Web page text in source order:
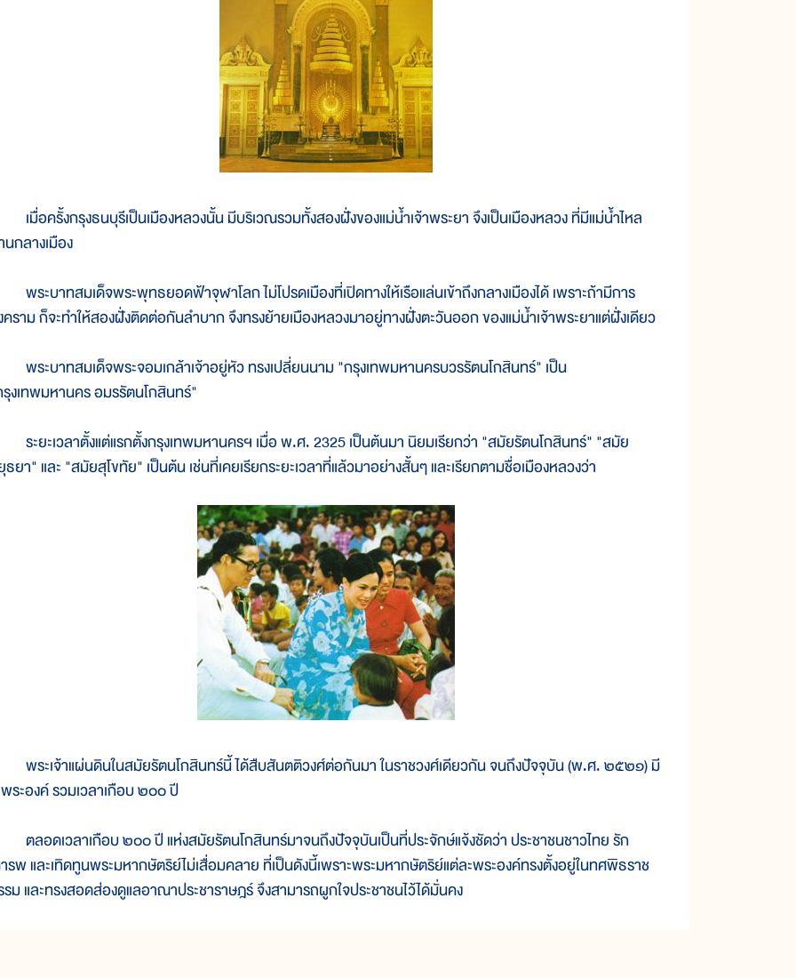
เมื่อครั้งกรุงธนบุรีเป็นเมืองหลวงนั้น มีบริเวณรวมทั้งสองฝั่งของแม่น้ำเจ้าพระยา จึงเป็นเมืองหลวง ที่มีแม่น้ำไหล
กลางเมือง
พระบาทสมเด็จพระพุทธยอดฟ้าจุฬาโลก ไม่โปรดเมืองที่เปิดทางให้เรือแล่นเข้าถึงกลางเมืองได้ เพราะถ้ามีการ
ราม ก็จะทำให้สองฝั่งติดต่อกันลำบาก จึงทรงย้ายเมืองหลวงมาอยู่ทางฝั่งตะวันออก ของแม่น้ำเจ้าพระยาแต่ฝั่งเดียว
พระบาทสมเด็จพระจอมเกล้าเจ้าอยู่หัว ทรงเปลี่ยนนาม "กรุงเทพมหานครบวรรัตนโกสินทร์" เป็น
งเทพมหานคร อมรรัตนโกสินทร์"
ระยะเวลาตั้งแต่แรกตั้งกรุงเทพมหานครฯ เมื่อ พ.ศ. 2325 เป็นต้นมา นิยมเรียกว่า "สมัยรัตนโกสินทร์" "สมัย
ยา" และ "สมัยสุโขทัย" เป็นต้น เช่นที่เคยเรียกระยะเวลาที่แล้วมาอย่างสั้นๆ และเรียกตามชื่อเมืองหลวงว่า
พระเจ้าแผ่นดินในสมัยรัตนโกสินทร์นี้ ได้สืบสันตติวงศ์ต่อกันมา ในราชวงศ์เดียวกัน จนถึงปัจจุบัน (พ.ศ. ๒๕๒๑) มี
ระองค์ รวมเวลาเกือบ ๒๐๐ ปี
ตลอดเวลาเกือบ ๒๐๐ ปี แห่งสมัยรัตนโกสินทร์มาจนถึงปัจจุบันเป็นที่ประจักษ์แจ้งชัดว่า ประชาชนชาวไทย รัก
ารพ และเทิดทูนพระมหากษัตริย์ไม่เสื่อมคลาย ที่เป็นดังนี้เพราะพระมหากษัตริย์แต่ละพระองค์ทรงตั้งอยู่ในทศพิธราช
รม และทรงสอดส่องดูแลอาณาประชาราษฎร์ จึงสามารถผูกใจประชาชนไว้ได้มั่นคง